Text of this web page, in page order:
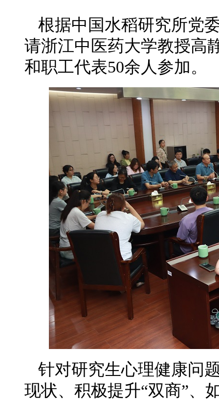
根据中国水稻研究所党
请浙江中医药大学教授高
和职工代表50余人参加。
针对研究生心理健康问
现状、积极提升“双商”、